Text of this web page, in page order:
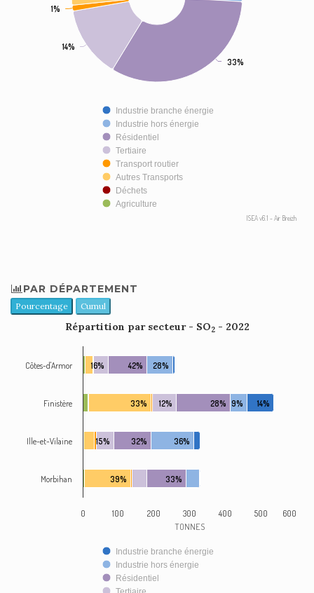
33%
33%
14%
14%
1%
1%
Industrie branche énergie
Industrie hors énergie
Résidentiel
Tertiaire
Transport routier
Autres Transports
Déchets
Agriculture
ISEA v6.1 - Air Breizh
PAR DÉPARTEMENT
Pourcentage Cumul
Répartition par secteur - SO2 - 2022
TONNES
14%
28%
9%
36%
42%
28%
32%
33%
16%
12%
15%
33%
39%
Industrie branche énergie
Industrie hors énergie
Résidentiel
0 100 200 300 400 500 600
Côtes-d'Armor
Finistère
Ille-et-Vilaine
Morbihan